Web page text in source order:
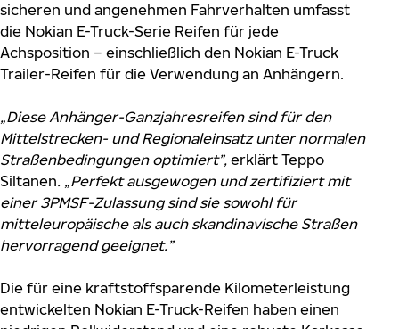
sicheren und angenehmen Fahrverhalten umfasst
die Nokian E-Truck-Serie Reifen für jede
Achsposition – einschließlich den Nokian E-Truck
Trailer-Reifen für die Verwendung an Anhängern.
„Diese Anhänger-Ganzjahresreifen sind für den
Mittelstrecken- und Regionaleinsatz unter normalen
Straßenbedingungen optimiert”, erklärt Teppo
Siltanen. „Perfekt ausgewogen und zertifiziert mit
einer 3PMSF-Zulassung sind sie sowohl für
mitteleuropäische als auch skandinavische Straßen
hervorragend geeignet.”
Die für eine kraftstoffsparende Kilometerleistung
entwickelten Nokian E-Truck-Reifen haben einen